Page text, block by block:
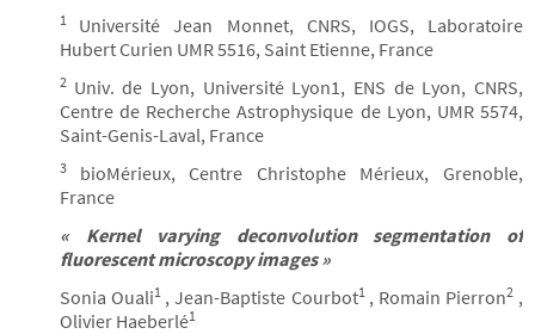
1 Université Jean Monnet, CNRS, IOGS, Laboratoire
Hubert Curien UMR 5516, Saint Etienne, France
2 Univ. de Lyon, Université Lyon1, ENS de Lyon, CNRS,
Centre de Recherche Astrophysique de Lyon, UMR 5574,
Saint-Genis-Laval, France
3 bioMérieux, Centre Christophe Mérieux, Grenoble,
France
« Kernel varying deconvolution segmentation of
fluorescent microscopy images »
Sonia Ouali1 , Jean-Baptiste Courbot1 , Romain Pierron2,
Olivier Haeberlé1